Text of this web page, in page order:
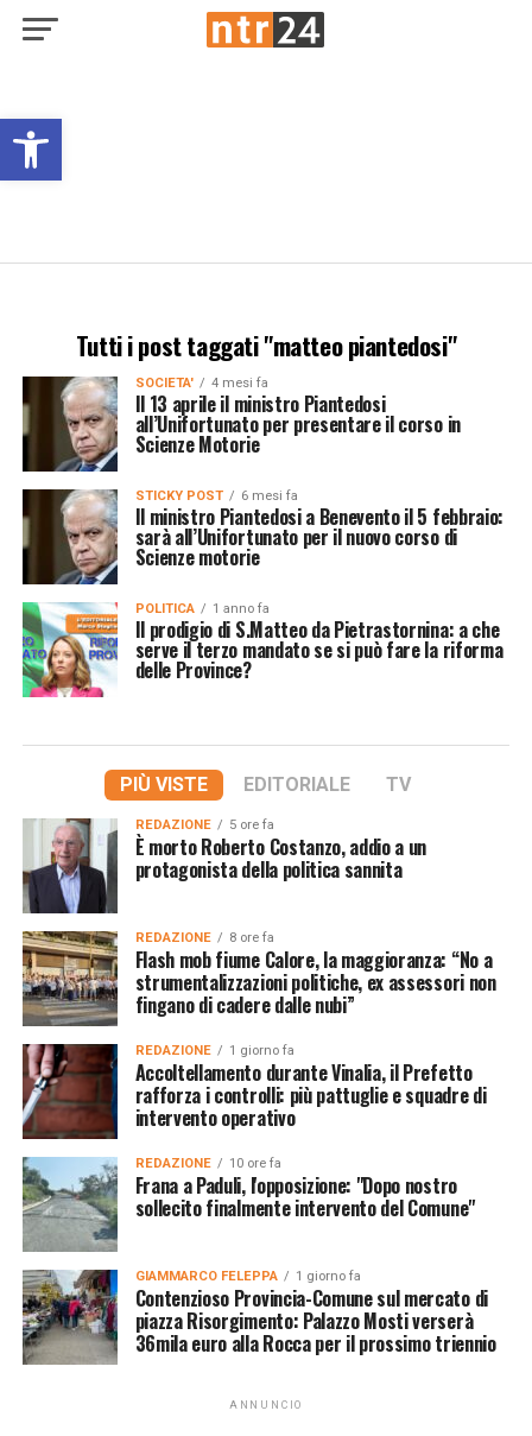
Open toolbar
Tutti i post taggati "matteo piantedosi"
SOCIETA' 4 mesi fa
Il 13 aprile il ministro Piantedosi
all’Unifortunato per presentare il corso in
Scienze Motorie
STICKY POST 6 mesi fa
Il ministro Piantedosi a Benevento il 5 febbraio:
sarà all’Unifortunato per il nuovo corso di
Scienze motorie
POLITICA 1 anno fa
Il prodigio di S.Matteo da Pietrastornina: a che
serve il terzo mandato se si può fare la riforma
delle Province?
PIÙ VISTE EDITORIALE TV
REDAZIONE 5 ore fa
È morto Roberto Costanzo, addio a un
protagonista della politica sannita
REDAZIONE 8 ore fa
Flash mob fiume Calore, la maggioranza: “No a
strumentalizzazioni politiche, ex assessori non
fingano di cadere dalle nubi”
REDAZIONE 1 giorno fa
Accoltellamento durante Vinalia, il Prefetto
rafforza i controlli: più pattuglie e squadre di
intervento operativo
REDAZIONE 10 ore fa
Frana a Paduli, l'opposizione: "Dopo nostro
sollecito finalmente intervento del Comune"
GIAMMARCO FELEPPA 1 giorno fa
Contenzioso Provincia-Comune sul mercato di
piazza Risorgimento: Palazzo Mosti verserà
36mila euro alla Rocca per il prossimo triennio
ANNUNCIO